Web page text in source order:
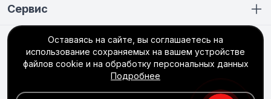
Сервис
Покупателю
+7 (351) 749-56-66
Оставаясь на сайте, вы соглашаетесь на
использование сохраняемых на вашем устройстве
файлов cookie и на обработку персональных данных
Подробнее